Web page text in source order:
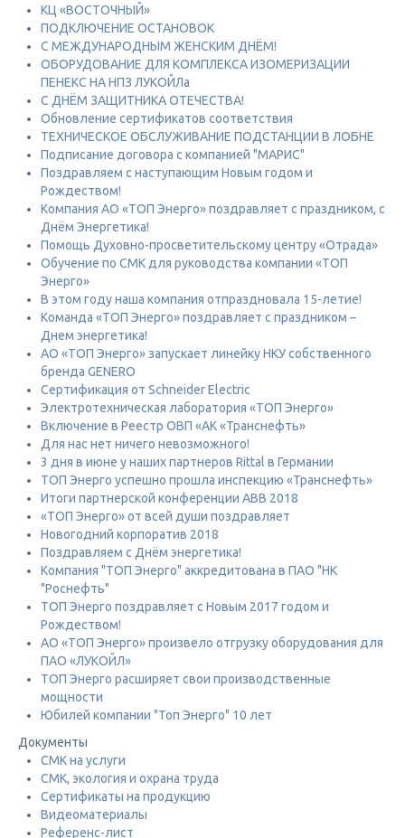
КЦ «ВОСТОЧНЫЙ»
ПОДКЛЮЧЕНИЕ ОСТАНОВОК
С МЕЖДУНАРОДНЫМ ЖЕНСКИМ ДНЁМ!
ОБОРУДОВАНИЕ ДЛЯ КОМПЛЕКСА ИЗОМЕРИЗАЦИИ
ПЕНЕКС НА НПЗ ЛУКОЙЛа
С ДНЁМ ЗАЩИТНИКА ОТЕЧЕСТВА!
Обновление сертификатов соответствия
ТЕХНИЧЕСКОЕ ОБСЛУЖИВАНИЕ ПОДСТАНЦИИ В ЛОБНЕ
Подписание договора с компанией "МАРИС"
Поздравляем с наступающим Новым годом и
Рождеством!
Компания АО «ТОП Энерго» поздравляет с праздником, с
Днём Энергетика!
Помощь Духовно-просветительскому центру «Отрада»
Обучение по СМК для руководства компании «ТОП
Энерго»
В этом году наша компания отпраздновала 15-летие!
Команда «ТОП Энерго» поздравляет с праздником –
Днем энергетика!
АО «ТОП Энерго» запускает линейку НКУ собственного
бренда GENERO
Сертификация от Schneider Electric
Электротехническая лаборатория «ТОП Энерго»
Включение в Реестр ОВП «АК «Транснефть»
Для нас нет ничего невозможного!
3 дня в июне у наших партнеров Rittal в Германии
ТОП Энерго успешно прошла инспекцию «Транснефть»
Итоги партнерской конференции ABB 2018
«ТОП Энерго» от всей души поздравляет
Новогодний корпоратив 2018
Поздравляем с Днём энергетика!
Компания "ТОП Энерго" аккредитована в ПАО "НК
"Роснефть"
ТОП Энерго поздравляет с Новым 2017 годом и
Рождеством!
АО «ТОП Энерго» произвело отгрузку оборудования для
ПАО «ЛУКОЙЛ»
ТОП Энерго расширяет свои производственные
мощности
Юбилей компании "Топ Энерго" 10 лет
Документы
СМК на услуги
СМК, экология и охрана труда
Сертификаты на продукцию
Видеоматериалы
Референс-лист